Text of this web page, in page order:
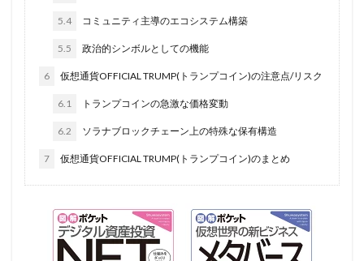
5.4 コミュニティ主導のエコシステム構築
5.5 政治的シンボルとしての機能
6 仮想通貨OFFICIAL TRUMP(トランプコイン)の注意点/リスク
6.1 トランプコインの急激な価格変動
6.2 ソラナブロックチェーン上の特殊な保有構造
7 仮想通貨OFFICIAL TRUMP(トランプコイン)のまとめ